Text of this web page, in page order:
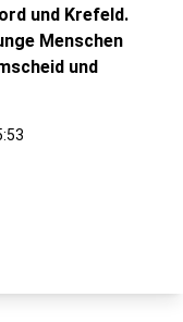
und Krefeld.
Menschen
und